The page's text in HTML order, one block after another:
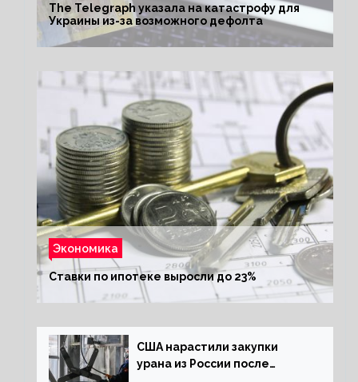
The Telegraph указала на катастрофу для
Украины из-за возможного дефолта
Экономика
Ставки по ипотеке выросли до 23%
США нарастили закупки
урана из России после